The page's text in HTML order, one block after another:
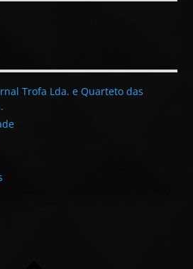
Trofa Lda. e Quarteto das